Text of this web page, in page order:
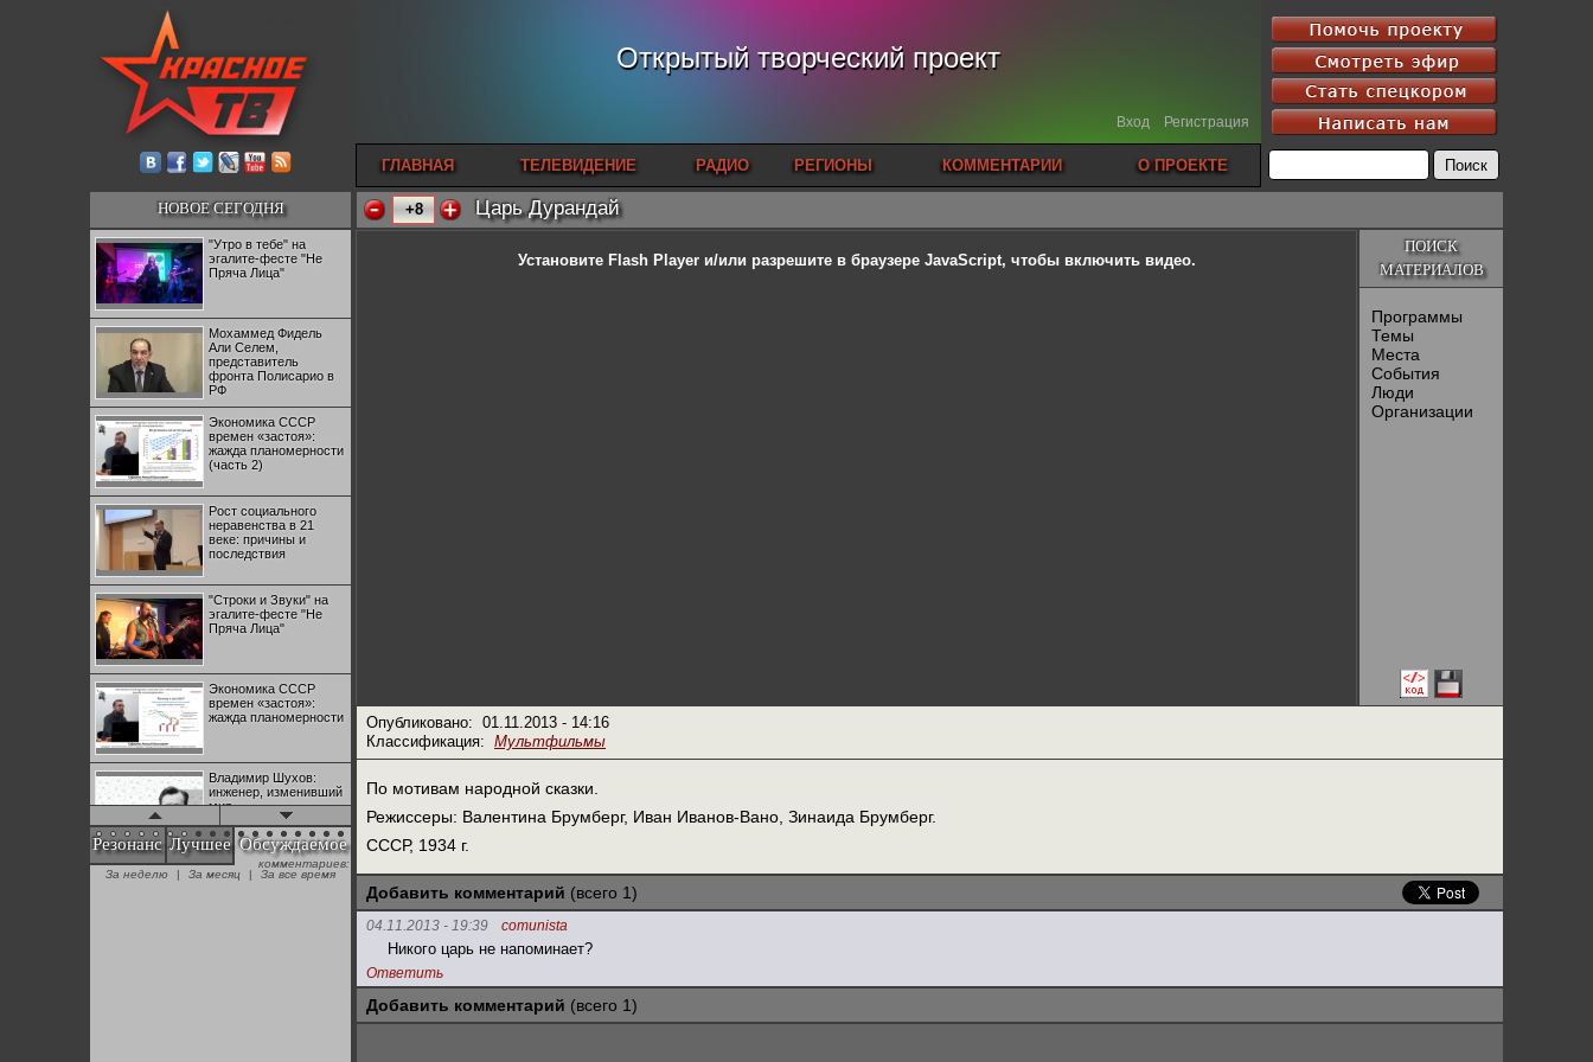
Открытый творческий проект
Вход Регистрация
ГЛАВНАЯ ТЕЛЕВИДЕНИЕ РАДИО РЕГИОНЫ КОММЕНТАРИИ О ПРОЕКТЕ
НОВОЕ СЕГОДНЯ
"Утро в тебе" на
эгалите-фесте "Не
Пряча Лица"
Мохаммед Фидель
Али Селем,
представитель
фронта Полисарио в
РФ
Экономика СССР
времен «застоя»:
жажда планомерности
(часть 2)
Рост социального
неравенства в 21
веке: причины и
последствия
"Строки и Звуки" на
эгалите-фесте "Не
Пряча Лица"
Экономика СССР
времен «застоя»:
жажда планомерности
Владимир Шухов:
инженер, изменивший
мир
"Аркадий Коц" на
эгалите-фесте "Не
Резонанс Лучшее Обсуждаемое
комментариев:
За неделю
| За месяц | За все время
+8 Царь Дурандай
ПОИСК
МАТЕРИАЛОВ
Программы
Темы
Места
События
Люди
Организации
Установите Flash Playerи/или разрешите в браузере JavaScript, чтобы включить видео.
Опубликовано: 01.11.2013 - 14:16
Классификация: Мультфильмы
По мотивам народной сказки.
Режиссеры: Валентина Брумберг, Иван Иванов-Вано, Зинаида Брумберг.
СССР, 1934 г.
Добавить комментарий (всего 1)
04.11.2013 - 19:39 comunista
Никого царь не напоминает?
Ответить
Добавить комментарий (всего 1)